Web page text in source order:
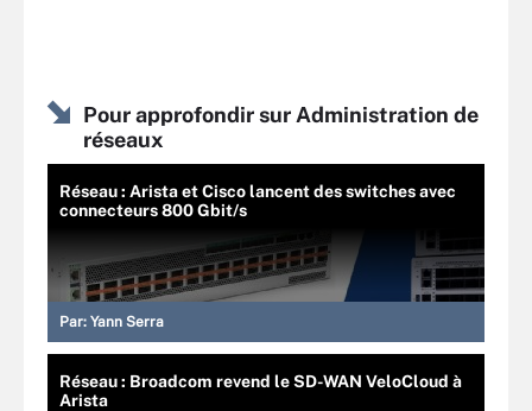
Pour approfondir sur Administration de
réseaux
Réseau : Arista et Cisco lancent des switches avec
connecteurs 800 Gbit/s
Par: Yann Serra
Réseau : Broadcom revend le SD-WAN VeloCloud à
Arista